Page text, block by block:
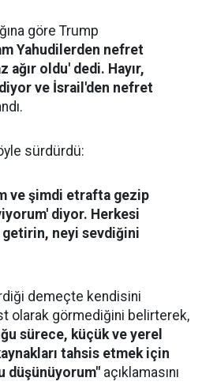
göre Trump
Yahudilerden nefret
oldu' dedi. Hayır,
ve İsrail'den nefret
sürdürdü:
ve şimdi etrafta gezip
diyor. Herkesi
neyi sevdiğini
demeçte kendisini
olarak görmediğini belirterek,
sürece, küçük ve yerel
tahsis etmek için
düşünüyorum" açıklamasını